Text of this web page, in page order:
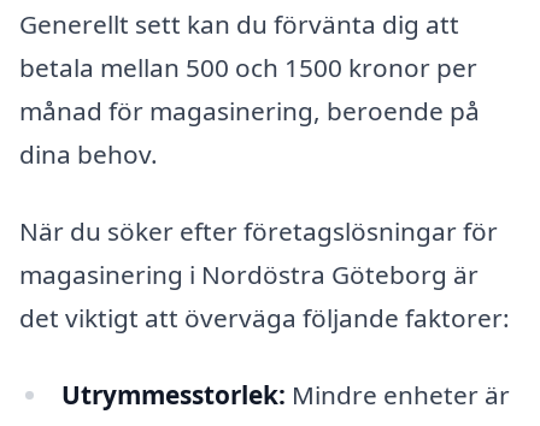
Generellt sett kan du förvänta dig att
betala mellan 500 och 1500 kronor per
månad för magasinering, beroende på
dina behov.
När du söker efter företagslösningar för
magasinering i Nordöstra Göteborg är
det viktigt att överväga följande faktorer:
Utrymmesstorlek: Mindre enheter är